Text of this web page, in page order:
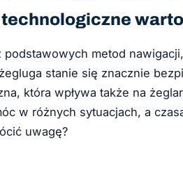
metod
stanie się znacznie
która wpływa także na
w różnych sytuacjach, a
uwagę?